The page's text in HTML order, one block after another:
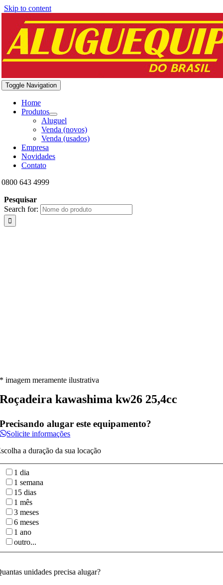
Skip to content
Toggle Navigation
Home
Produtos
Aluguel
Venda (novos)
Venda (usados)
Empresa
Novidades
Contato
0800 643 4999
Pesquisar
Search for:
* imagem meramente ilustrativa
Roçadeira kawashima kw26 25,4cc
Precisando alugar este equipamento?
Solicite informações
a duração da sua locação
1 dia
1 semana
15 dias
1 mês
3 meses
6 meses
1 ano
outro...
unidades precisa alugar?